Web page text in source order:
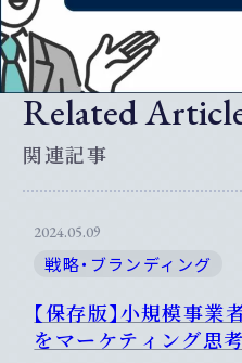
Related
関連記事
2024.05.09
戦略・ブランディング
【保存版】小規模事業
をマーケティング思